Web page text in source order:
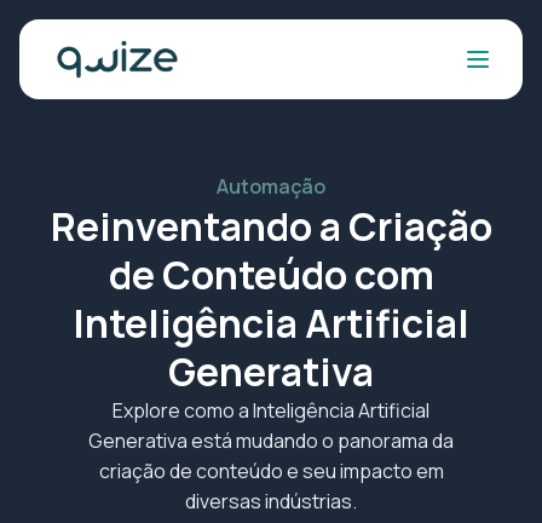
Automação
Reinventando a Criação
de Conteúdo com
Inteligência Artificial
Generativa
Explore como a Inteligência Artificial
Generativa está mudando o panorama da
criação de conteúdo e seu impacto em
diversas indústrias.